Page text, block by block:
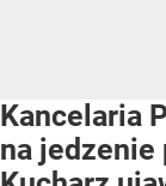
Kancelaria
na jedzenie